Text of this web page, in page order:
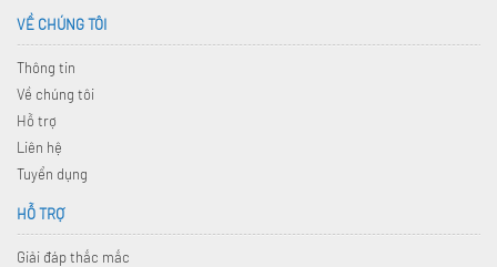
VỀ CHÚNG TÔI
Thông tin
Về chúng tôi
Hỗ trợ
Liên hệ
Tuyển dụng
HỖ TRỢ
Giải đáp thắc mắc